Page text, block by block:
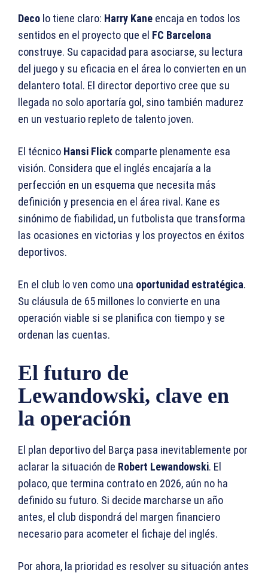
Deco lo tiene claro: Harry Kane encaja en todos los
sentidos en el proyecto que el FC Barcelona
construye. Su capacidad para asociarse, su lectura
del juego y su eficacia en el área lo convierten en un
delantero total. El director deportivo cree que su
llegada no solo aportaría gol, sino también madurez
en un vestuario repleto de talento joven.
El técnico Hansi Flick comparte plenamente esa
visión. Considera que el inglés encajaría a la
perfección en un esquema que necesita más
definición y presencia en el área rival. Kane es
sinónimo de fiabilidad, un futbolista que transforma
las ocasiones en victorias y los proyectos en éxitos
deportivos.
En el club lo ven como una oportunidad estratégica.
Su cláusula de 65 millones lo convierte en una
operación viable si se planifica con tiempo y se
ordenan las cuentas.
El futuro de
Lewandowski, clave en
la operación
El plan deportivo del Barça pasa inevitablemente por
aclarar la situación de Robert Lewandowski. El
polaco, que termina contrato en 2026, aún no ha
definido su futuro. Si decide marcharse un año
antes, el club dispondrá del margen financiero
necesario para acometer el fichaje del inglés.
Por ahora, la prioridad es resolver su situación antes